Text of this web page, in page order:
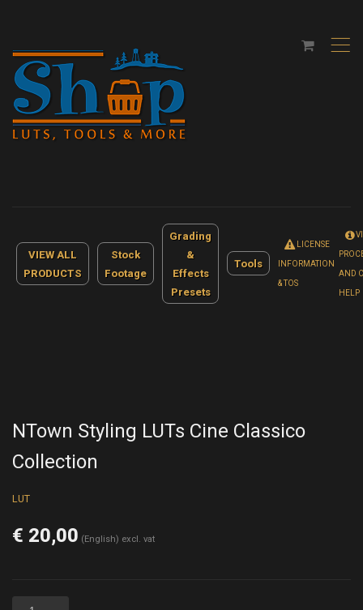
,
VIEW ALL
PRODUCTS
Stock
Footage
Grading
&
Effects
Presets
Tools
LICENSE
INFORMATION
& TOS
AND
HELP
NTown Styling LUTs Cine Classico
Collection
LUT
€ 20,00 (English) excl. vat